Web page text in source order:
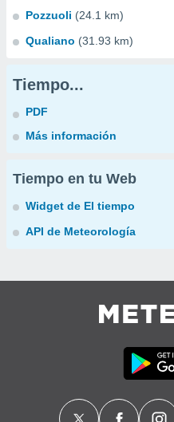
Pozzuoli (24.1 km)
Qualiano (31.93 km)
Tiempo...
PDF
Más información
Tiempo en tu Web
Widget de El tiempo
API de Meteorología